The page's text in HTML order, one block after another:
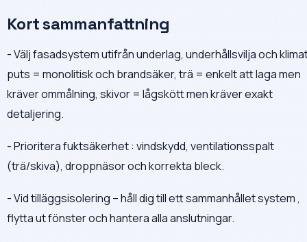
Kort sammanfattning
- Välj fasadsystem utifrån underlag, underhållsvilja och
puts = monolitisk och brandsäker, trä = enkelt att laga men
kräver ommålning, skivor = lågskött men kräver exakt
detaljering.
- Prioritera fuktsäkerhet : vindskydd, ventilationsspalt
(trä/skiva), droppnäsor och korrekta bleck.
- Vid tilläggsisolering – håll dig till ett sammanhållet system ,
flytta ut fönster och hantera alla anslutningar.